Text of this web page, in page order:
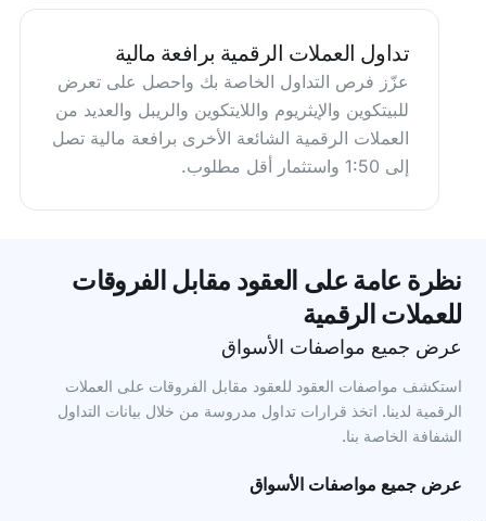
تداول العملات الرقمية برافعة مالية
عزّز فرص التداول الخاصة بك واحصل على تعرض
للبيتكوين والإيثريوم واللايتكوين والريبل والعديد من
العملات الرقمية الشائعة الأخرى برافعة مالية تصل
إلى 1:50 واستثمار أقل مطلوب.
نظرة عامة على العقود مقابل الفروقات
للعملات الرقمية
عرض جميع مواصفات الأسواق
استكشف مواصفات العقود للعقود مقابل الفروقات على العملات
الرقمية لدينا. اتخذ قرارات تداول مدروسة من خلال بيانات التداول
الشفافة الخاصة بنا.
عرض جميع مواصفات الأسواق